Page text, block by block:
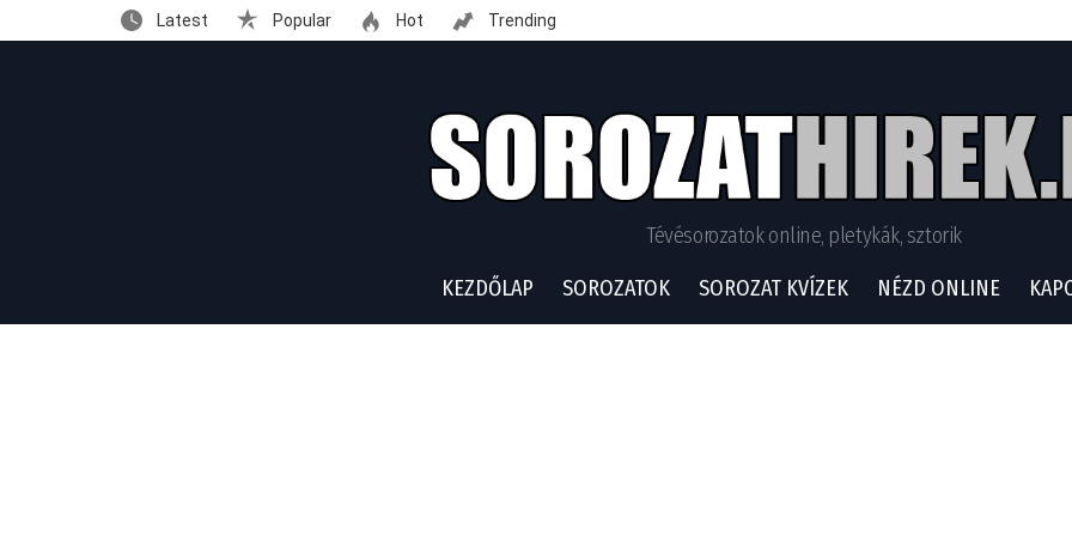
Latest Popular Hot Trending
Tévésorozatok online, pletykák, sztorik
KEZDŐLAP
SOROZATOK SOROZAT KVÍZEK NÉZD ONLINE